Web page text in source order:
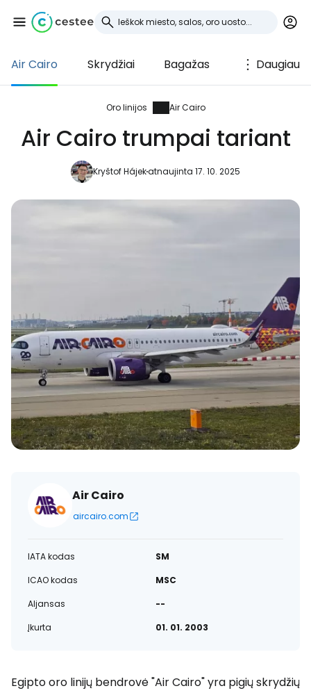
Air Cairo Skrydžiai Bagažas Daugiau
Oro linijos Air Cairo
Air Cairo trumpai tariant
Kryštof Hájekatnaujinta 17. 10. 2025
Air Cairo
aircairo.com
IATA kodas
SM
ICAO kodas
MSC
Aljansas
--
Įkurta
01. 01. 2003
Egipto oro linijų bendrovė "Air Cairo" yra pigių skrydžių
Prisijunkite prie
Cestee
... pasaulinė kelionių bendruomenė